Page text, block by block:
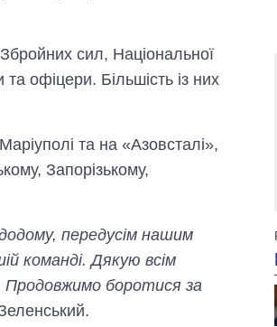
сил, Національної
офіцери. Більшість із них
та на «Азовсталі»,
Запорізькому,
передусім нашим
команді. Дякую всім
Продовжимо боротися за
Україні до і під час
великої війни